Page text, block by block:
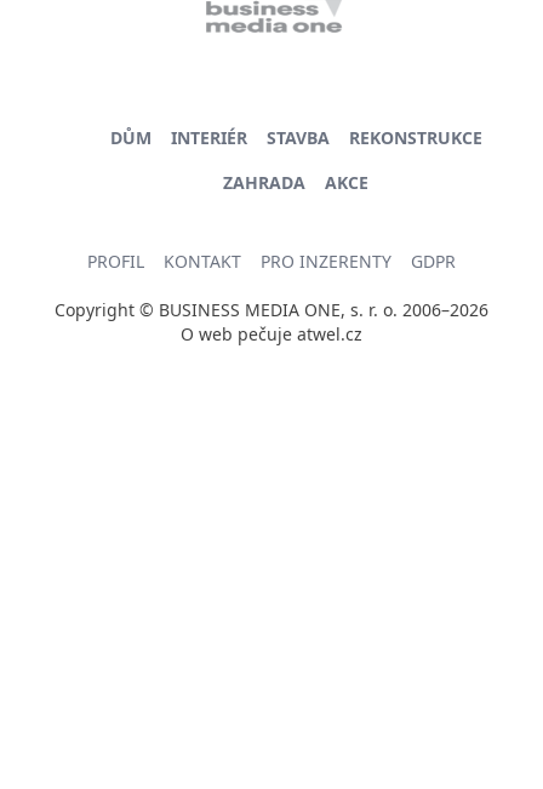
DŮM INTERIÉR STAVBA
REKONSTRUKCE
ZAHRADA
AKCE
PROFIL KONTAKT PRO INZERENTY GDPR
Copyright © BUSINESS MEDIA ONE, s. r. o. 2006–2026